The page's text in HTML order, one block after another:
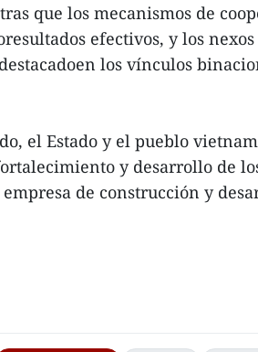
que los mecanismos de
efectivos, y los nexos
los vínculos
el Estado y el pueblo
y desarrollo de
de construcción y